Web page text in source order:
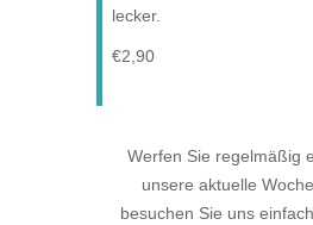
lecker.
€2,90
Werfen Sie regelmäßig
unsere aktuelle
besuchen Sie uns